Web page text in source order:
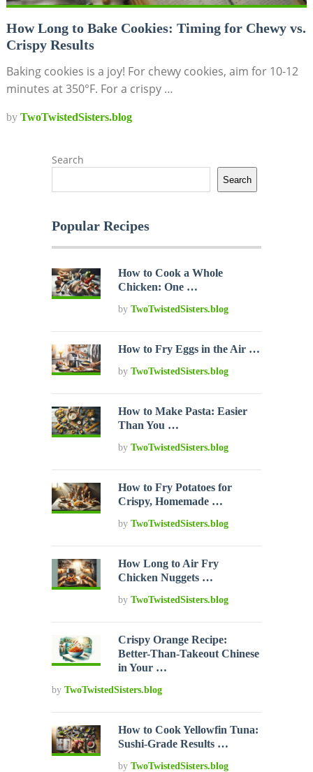
How Long to Bake Cookies: Timing for Chewy vs.
Crispy Results
Baking cookies is a joy! For chewy cookies, aim for 10-12
minutes at 350°F. For a crispy …
by TwoTwistedSisters.blog
Search
Search
Popular Recipes
How to Cook a Whole
Chicken: One …
byTwoTwistedSisters.blog
How to Fry Eggs in the Air …
byTwoTwistedSisters.blog
How to Make Pasta: Easier
Than You …
byTwoTwistedSisters.blog
How to Fry Potatoes for
Crispy, Homemade …
byTwoTwistedSisters.blog
How Long to Air Fry
Chicken Nuggets …
byTwoTwistedSisters.blog
Crispy Orange Recipe:
Better-Than-Takeout Chinese
in Your …
by TwoTwistedSisters.blog
How to Cook Yellowfin Tuna:
Sushi-Grade Results …
byTwoTwistedSisters.blog